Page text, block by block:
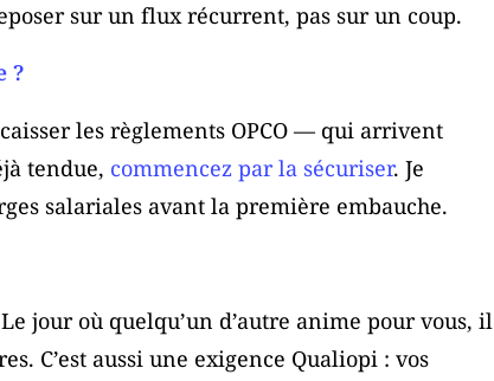
sur un flux récurrent, pas sur un coup.
?
les règlements OPCO — qui arrivent
tendue, commencez par la sécuriser. Je
salariales avant la première embauche.
jour où quelqu’un d’autre anime pour vous, il
C’est aussi une exigence Qualiopi : vos